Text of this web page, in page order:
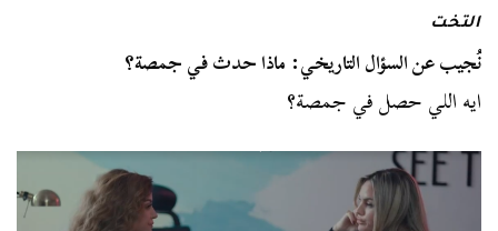
التخت
نُجيب عن السؤال التاريخي: ماذا حدث في جمصة؟
ايه اللي حصل في جمصة؟